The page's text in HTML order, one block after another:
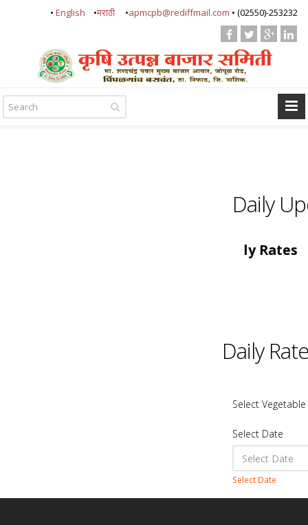
• English •मराठी •apmcpb@rediffmail.com • (02550)-253232
Daily
Daily Rates
Daily
Select Vegetable
Select Date
Select Date